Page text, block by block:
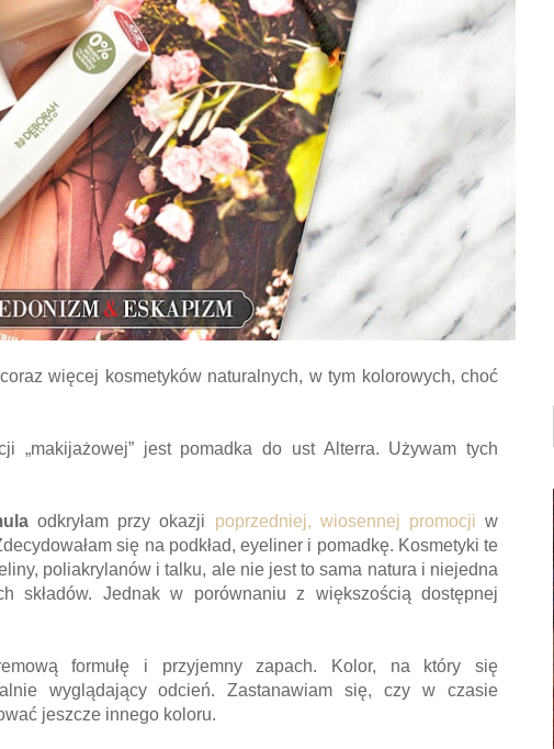
więcej kosmetyków naturalnych, w tym kolorowych, choć
„makijażowej” jest pomadka do ust Alterra. Używam tych
odkryłam przy okazji poprzedniej, wiosennej promocji w
się na podkład, eyeliner i pomadkę. Kosmetyki te
poliakrylanów i talku, ale nie jest to sama natura i niejedna
składów. Jednak w porównaniu z większością dostępnej
formułę i przyjemny zapach. Kolor, na który się
wyglądający odcień. Zastanawiam się, czy w czasie
jeszcze innego koloru.